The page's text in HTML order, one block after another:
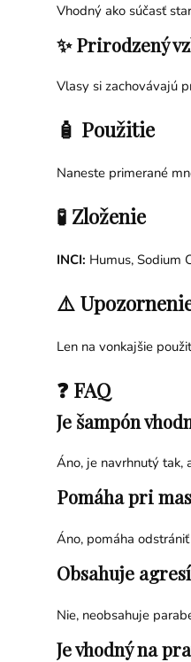
Vhodný ako súčasť
✨ Prirodzený
Vlasy si zachovávajú
🧴 Použitie
Naneste primerané
🧪 Zloženie
INCI: Humus, Sodium
⚠️
Len na vonkajšie
❓ FAQ
Je šampón
Áno, je navrhnutý tak,
Pomáha pri
Áno, pomáha
Obsahuje
Nie, neobsahuje
Je vhodný na